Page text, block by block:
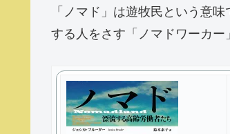
「ノマド」は遊牧民という意
する人をさす「ノマドワーカー